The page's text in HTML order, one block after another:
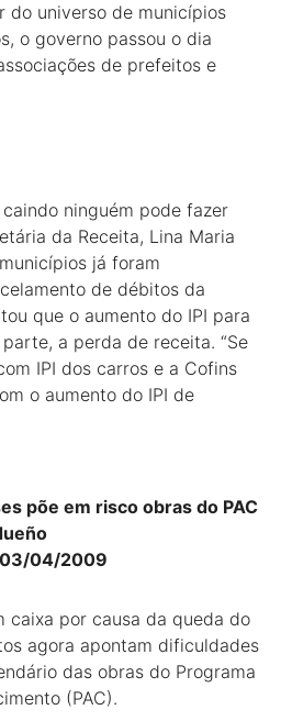
do universo de municípios
o governo passou o dia
de prefeitos e
ninguém pode fazer
da Receita, Lina Maria
já foram
de débitos da
que o aumento do IPI para
a perda de receita. “Se
IPI dos carros e a Cofins
o aumento do IPI de
põe em risco obras do PAC
03/04/2009
caixa por causa da queda do
agora apontam dificuldades
das obras do Programa
(PAC).